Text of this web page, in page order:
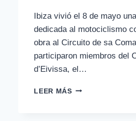
Ibiza vivió el 8 de mayo
dedicada al motociclismo
obra al Circuito de sa
participaron miembros del
d’Eivissa, el…
LEER MÁSIBIZA